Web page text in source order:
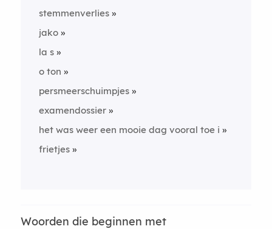
stemmenverlies
jako
la s
o ton
persmeerschuimpjes
examendossier
het was weer een mooie dag vooral toe i
frietjes
Woorden die beginnen met